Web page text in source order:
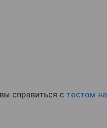
справиться стестом на